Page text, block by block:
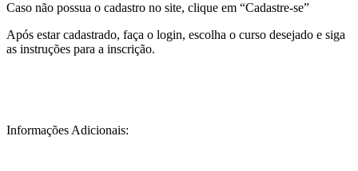
Caso não possua o cadastro no site, clique em “Cadastre-se”
Após estar cadastrado, faça o login, escolha o curso desejado e siga
as instruções para a inscrição.
Informações Adicionais: